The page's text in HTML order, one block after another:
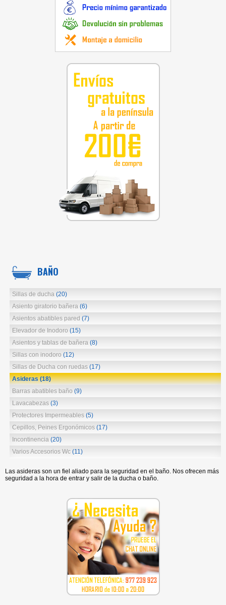
BAÑO
Sillas de ducha (20)
Asiento giratorio bañera (6)
Asientos abatibles pared (7)
Elevador de Inodoro (15)
Asientos y tablas de bañera (8)
Sillas con inodoro (12)
Sillas de Ducha con ruedas (17)
Asideras(18)
Barras abatibles baño (9)
Lavacabezas (3)
Protectores Impermeables (5)
Cepillos, Peines Ergonómicos (17)
Incontinencia (20)
Varios Accesorios Wc (11)
Las asideras son un fiel aliado para la seguridad en el baño. Nos ofrecen más
seguridad a la hora de entrar y salir de la ducha o baño.